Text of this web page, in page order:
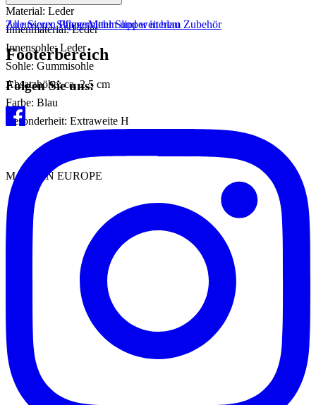
Material: Leder
Innenmaterial: Leder
Innensohle: Leder
Sohle: Gummisohle
Absatzhöhe: ca. 2,5 cm
Farbe: Blau
Besonderheit: Extraweite H
MADE IN EUROPE
Zu unseren Pflegemitteln und weiterem Zubehör
Alle Sioux SlipperMehr Slipper in blau
Footerbereich
Folgen Sie uns: